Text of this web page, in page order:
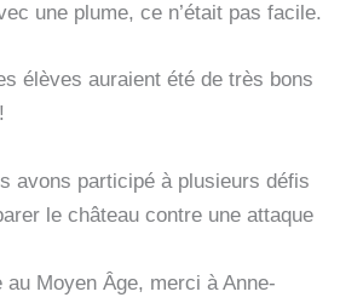
une plume, ce n’était pas facile.
élèves auraient été de très bons
avons participé à plusieurs défis
le château contre une attaque
au Moyen Âge, merci à Anne-